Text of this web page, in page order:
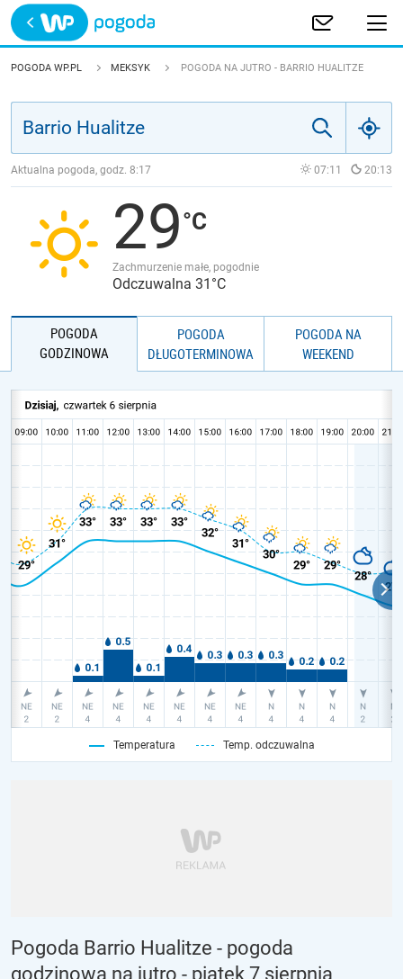
Trwa ładowanie
POLSKA
JAKOŚĆ POWIETRZA
POGODA WP.PL MEKSYK POGODA NA JUTRO - BARRIO HUALITZE
Aktualna pogoda, godz. 8:17 07:11 20:13
29
Zachmurzenie małe, pogodnie
Odczuwalna 31°C
POGODA
GODZINOWA
POGODA
DŁUGOTERMINOWA
POGODA NA
WEEKEND
Temperatura Temp. odczuwalna
Pogoda Barrio Hualitze - pogoda
godzinowa na jutro - piątek 7 sierpnia